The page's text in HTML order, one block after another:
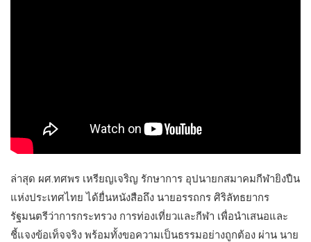
ล่าสุด ผศ.ทศพร เหรียญเจริญ รักษาการ อุปนายกสมาคมกีฬายิงปืน
แห่งประเทศไทย ได้ยื่นหนังสือถึง นายอรรถกร ศิริลัทธยากร
รัฐมนตรีว่าการกระทรวง การท่องเที่ยวและกีฬา เพื่อนำเสนอและ
ชี้แจงข้อเท็จจริง พร้อมทั้งขอความเป็นธรรมอย่างถูกต้อง ผ่าน นาย